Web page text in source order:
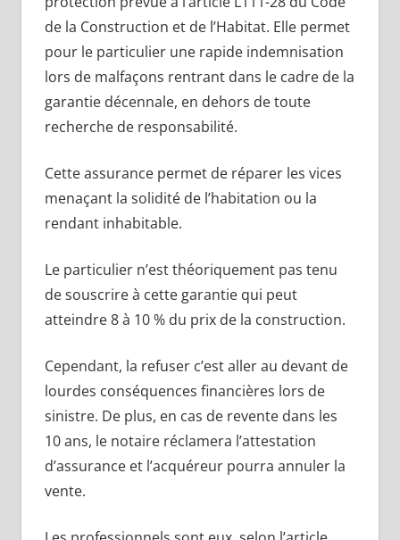
de la Construction et de l’Habitat. Elle permet
pour le particulier une rapide indemnisation
lors de malfaçons rentrant dans le cadre de la
garantie décennale, en dehors de toute
recherche de responsabilité.
Cette assurance permet de réparer les vices
menaçant la solidité de l’habitation ou la
rendant inhabitable.
Le particulier n’est théoriquement pas tenu
de souscrire à cette garantie qui peut
atteindre 8 à 10 % du prix de la construction.
Cependant, la refuser c’est aller au devant de
lourdes conséquences financières lors de
sinistre. De plus, en cas de revente dans les
10 ans, le notaire réclamera l’attestation
d’assurance et l’acquéreur pourra annuler la
vente.